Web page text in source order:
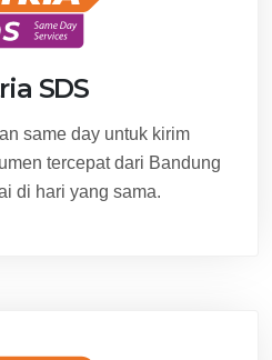
SDS
same day untuk kirim
tercepat dari Bandung
di hari yang sama.